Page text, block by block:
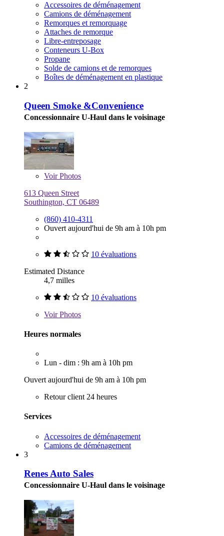
Accessoires de déménagement
Camions de déménagement
Remorques et remorquage
Attaches de remorque
Libre-entreposage
Conteneurs U-Box
Propane
Solde de camions et de remorques
Boîtes de déménagement en plastique
2
Queen Smoke &Convenience
Concessionnaire U-Haul dans le voisinage
VoirPhotos
613 Queen Street
Southington, CT 06489
(860) 410-4311
Ouvert aujourd'hui de 9h am à 10h pm
10 évaluations
Estimated Distance
4,7 milles
10 évaluations
VoirPhotos
Heures normales
Lun - dim : 9h am à 10h pm
Ouvert aujourd'hui de 9h am à 10h pm
Retour client 24 heures
Services
Accessoires de déménagement
Camions de déménagement
3
Renes Auto Sales
Concessionnaire U-Haul dans le voisinage